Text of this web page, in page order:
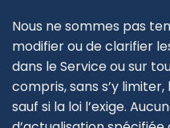
Nous ne sommes pas
modifier ou de clarifier
dans le Service ou sur
compris, sans s’y
sauf si la loi l’exige.